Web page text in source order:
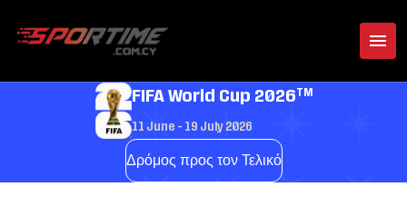
FIFA World Cup 2026TM
11 June - 19 July 2026
Δρόμος προς τον Τελικό